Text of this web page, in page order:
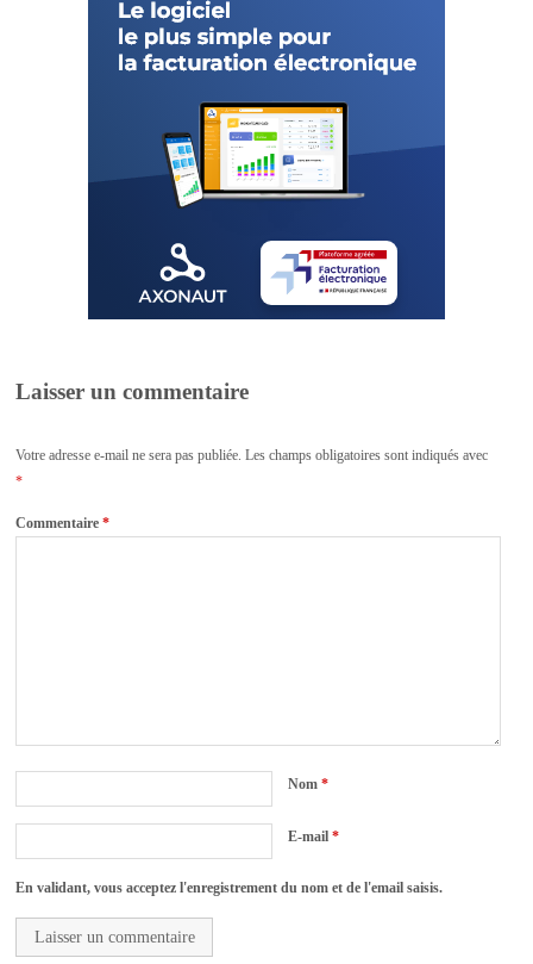
Laisser un commentaire
Votre adresse e-mail ne sera pas publiée. Les champs obligatoires sont indiqués avec
*
Commentaire*
Nom*
E-mail*
En validant, vous acceptez l'enregistrement du nom et de l'email saisis.